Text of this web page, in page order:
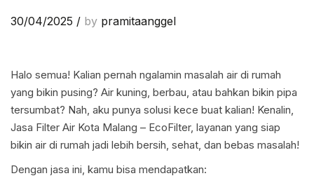
30/04/2025 / by pramitaanggel
Halo semua! Kalian pernah ngalamin masalah air di rumah
yang bikin pusing? Air kuning, berbau, atau bahkan bikin pipa
tersumbat? Nah, aku punya solusi kece buat kalian! Kenalin,
Jasa Filter Air Kota Malang – EcoFilter, layanan yang siap
bikin air di rumah jadi lebih bersih, sehat, dan bebas masalah!
Dengan jasa ini, kamu bisa mendapatkan: